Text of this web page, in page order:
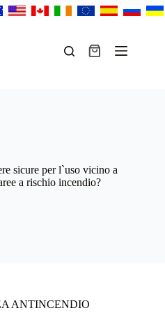
Carrello
sicure per l`uso vicino a
a rischio incendio?
ANTINCENDIO